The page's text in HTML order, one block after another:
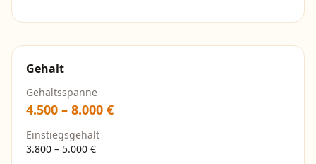
Gehalt
Gehaltsspanne
4.500 – 8.000 €
Einstiegsgehalt
3.800 – 5.000 €